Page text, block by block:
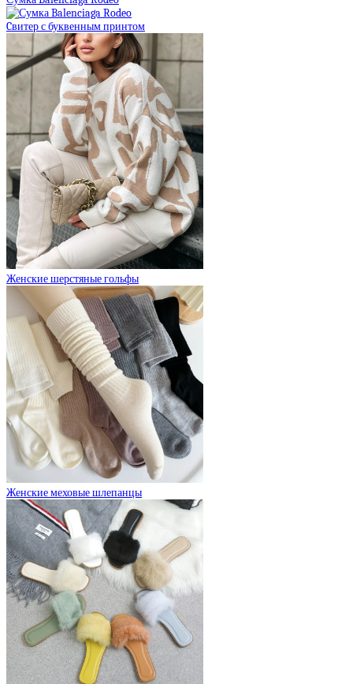
Cвитер с буквенным принтом
Женские шерстяные гольфы
Женские меховые шлепанцы